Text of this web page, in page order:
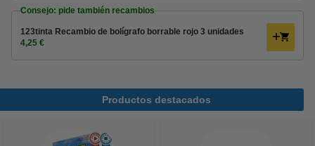
Consejo: pide también recambios
123tinta Recambio de bolígrafo borrable rojo 3 unidades
4,25 €
Productos destacados